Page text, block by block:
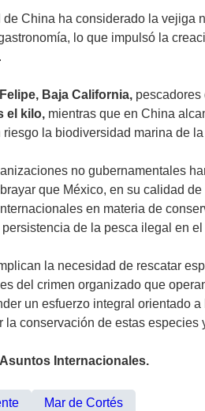
China ha considerado la
lo que impulsó la
Baja California, pescadores
el kilo, mientras que en China
la biodiversidad marina de
no gubernamentales
que México, en su calidad
en materia de
de la pesca ilegal en el
la necesidad de rescatar
del crimen organizado que
un esfuerzo integral orientado a
conservación de estas
Internacionales.
Mar de Cortés